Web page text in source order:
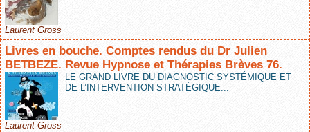
Laurent Gross
Livres en bouche. Comptes rendus du Dr Julien
BETBEZE. Revue Hypnose et Thérapies Brèves 76.
LE GRAND LIVRE DU DIAGNOSTIC SYSTÉMIQUE ET
DE L’INTERVENTION STRATÉGIQUE...
Laurent Gross